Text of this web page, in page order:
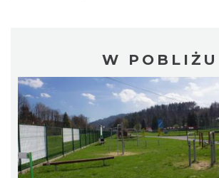
W POBLIŻU